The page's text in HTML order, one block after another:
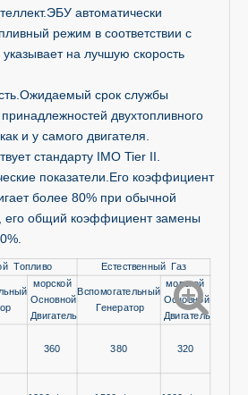
автоматически
режим в соответствии с
на лучшую скорость
срок службы
двухтопливного
и у самого двигателя.
стандарту IMO Tier II.
показатели.Его коэффициент
более 80% при обычной
его общий коэффициент замены
Топливо Естественный Газ
морской
Основной
Двигатель
Вспомогательный
Генератор
морской
Основной
Двигатель
360 380 320